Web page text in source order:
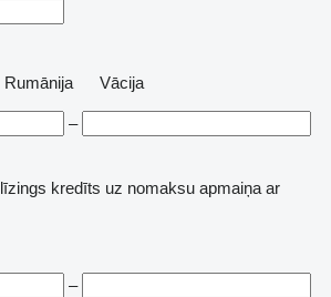
Rumānija
Vācija
–
līzings kredīts uz nomaksu apmaiņa ar
–